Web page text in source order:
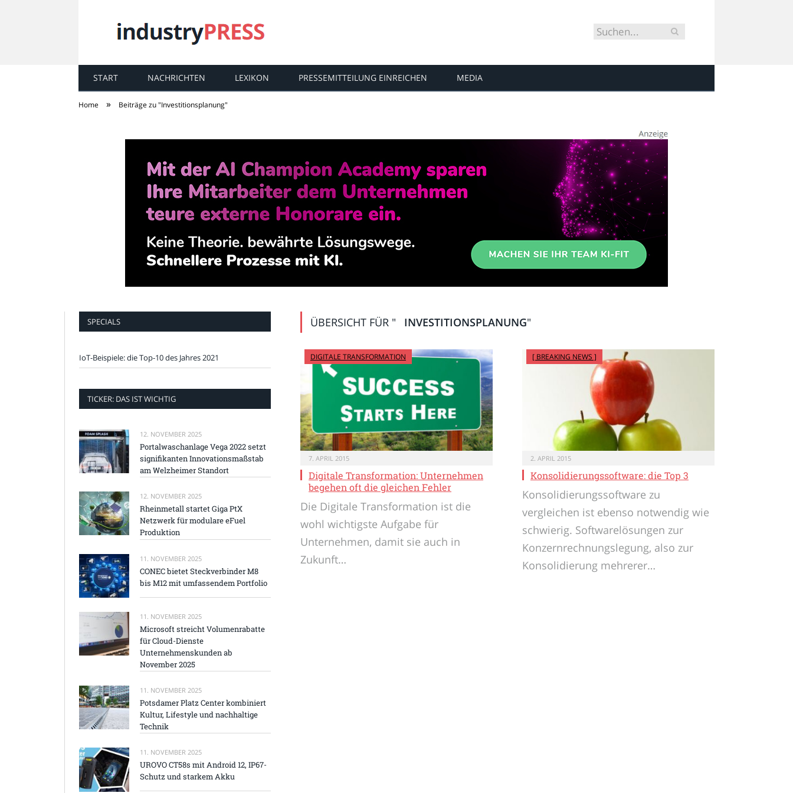
industryPRESS
START NACHRICHTEN LEXIKON PRESSEMITTEILUNG EINREICHEN MEDIA
Home » Beiträge zu "Investitionsplanung"
ÜBERSICHT FÜR " INVESTITIONSPLANUNG"
DIGITALE TRANSFORMATION
7. APRIL 2015
Digitale Transformation: Unternehmen
begehen oft die gleichen Fehler
Die Digitale Transformation ist die
wohl wichtigste Aufgabe für
Unternehmen, damit sie auch in
Zukunft…
[ BREAKING NEWS ]
2. APRIL 2015
Konsolidierungssoftware: die Top 3
Konsolidierungssoftware zu
vergleichen ist ebenso notwendig wie
schwierig. Softwarelösungen zur
Konzernrechnungslegung, also zur
Konsolidierung mehrerer…
SPECIALS
IoT-Beispiele: die Top-10 des Jahres 2021
TICKER: DAS IST WICHTIG
12. NOVEMBER 2025
Portalwaschanlage Vega 2022 setzt
signifikanten Innovationsmaßstab
am Welzheimer Standort
12. NOVEMBER 2025
Rheinmetall startet Giga PtX
Netzwerk für modulare eFuel
Produktion
11. NOVEMBER 2025
CONEC bietet Steckverbinder M8
bis M12 mit umfassendem Portfolio
11. NOVEMBER 2025
Microsoft streicht Volumenrabatte
für Cloud-Dienste
Unternehmenskunden ab
November 2025
11. NOVEMBER 2025
Potsdamer Platz Center kombiniert
Kultur, Lifestyle und nachhaltige
Technik
11. NOVEMBER 2025
UROVO CT58s mit Android 12, IP67-
Schutz und starkem Akku